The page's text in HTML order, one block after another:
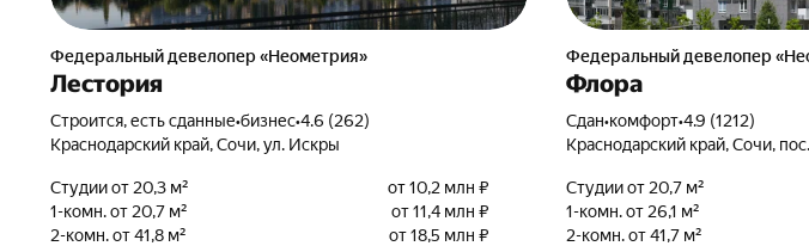
Федеральный девелопер «Неометрия»
Лестория
Строится, есть сданные•бизнес•4.6 (262)
Краснодарский край, Сочи, ул. Искры
Студии от 20,3 м²
от 10,2 млн ₽
1-комн. от 20,7 м²
от 11,4 млн ₽
2-комн. от 41,8 м²
от 18,5 млн ₽
Федеральный девелопер
Флора
Сдан•комфорт•4.9 (1212)
Краснодарский край, Сочи,
Студии от 20,7 м²
1-комн. от 26,1 м²
2-комн. от 41,7 м²